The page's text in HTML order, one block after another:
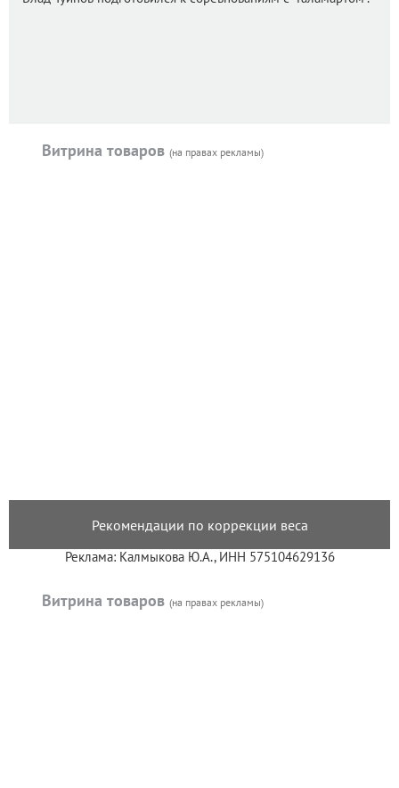
Витрина товаров (на правах рекламы)
Рекомендации по коррекции веса
Реклама: Калмыкова Ю.А., ИНН 575104629136
Витрина товаров (на правах рекламы)